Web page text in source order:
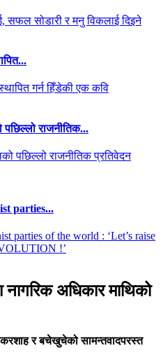
पछिल्लो राजनीतिक...
parties...
नागरिक अधिकार माथिको
र बचेखुचेको सामन्तवादपरस्त